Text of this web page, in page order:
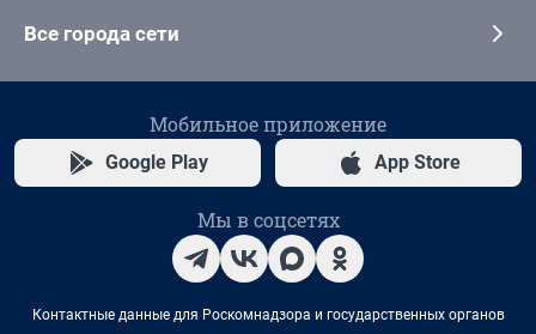
Все города сети
Мобильное приложение
Google Play App Store
Мы в соцсетях
Контактные данные для Роскомнадзора и государственных органов